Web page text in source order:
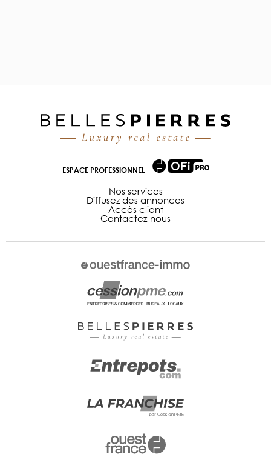
ESPACE PROFESSIONNEL
Nos services
Diffusez des annonces
Accès client
Contactez-nous